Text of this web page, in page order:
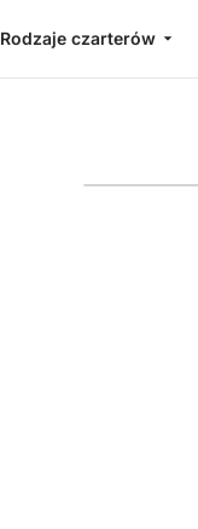
Rodzaje czarterów